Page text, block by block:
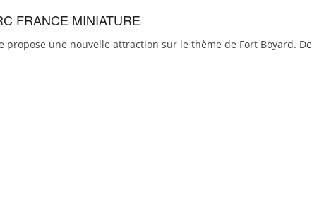
FRANCE MINIATURE
propose une nouvelle attraction sur le thème de Fort Boyard. De